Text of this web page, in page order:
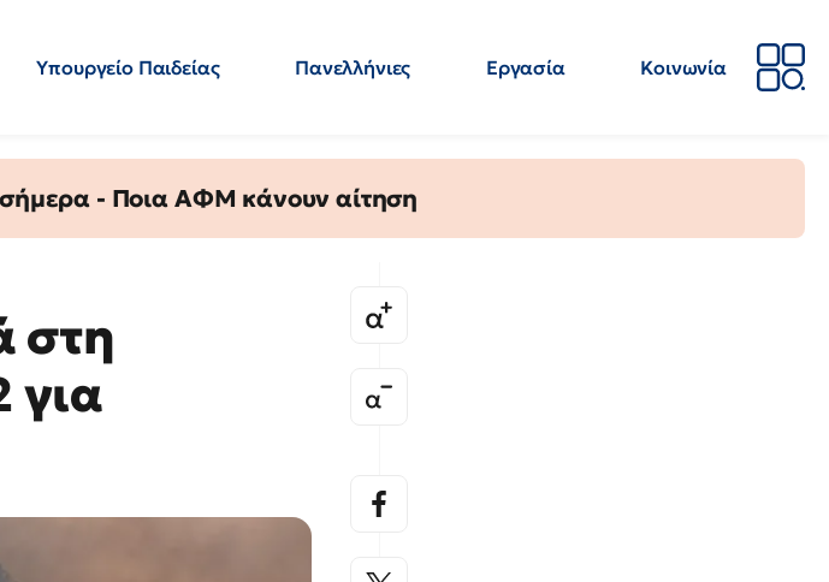
Υπουργείο Παιδείας Πανελλήνιες Εργασία
Κοινωνία
σήμερα - Ποια ΑΦΜ κάνουν αίτηση
στη
για